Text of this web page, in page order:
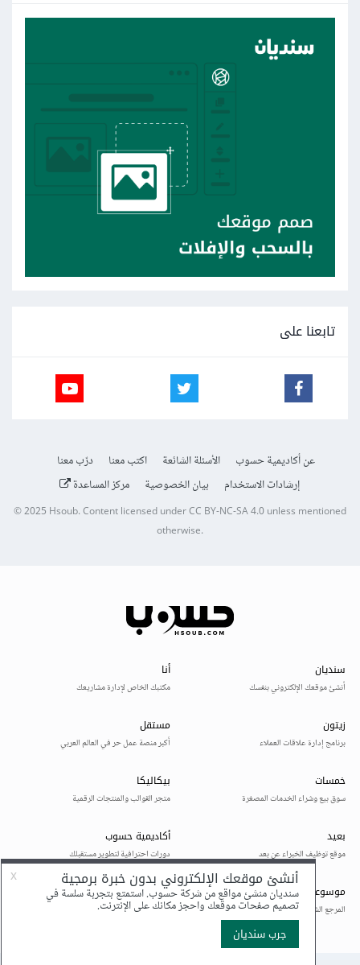
تابعنا على
عن أكاديمية حسوب الأسئلة الشائعة اكتب معنا
درّب معنا
إرشادات الاستخدام
بيان الخصوصية مركز المساعدة
© 2025Hsoub.Content licensed underCC BY-NC-SA 4.0unless mentioned
otherwise.